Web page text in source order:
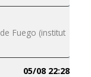
Fuego (institut
05/08 22:28